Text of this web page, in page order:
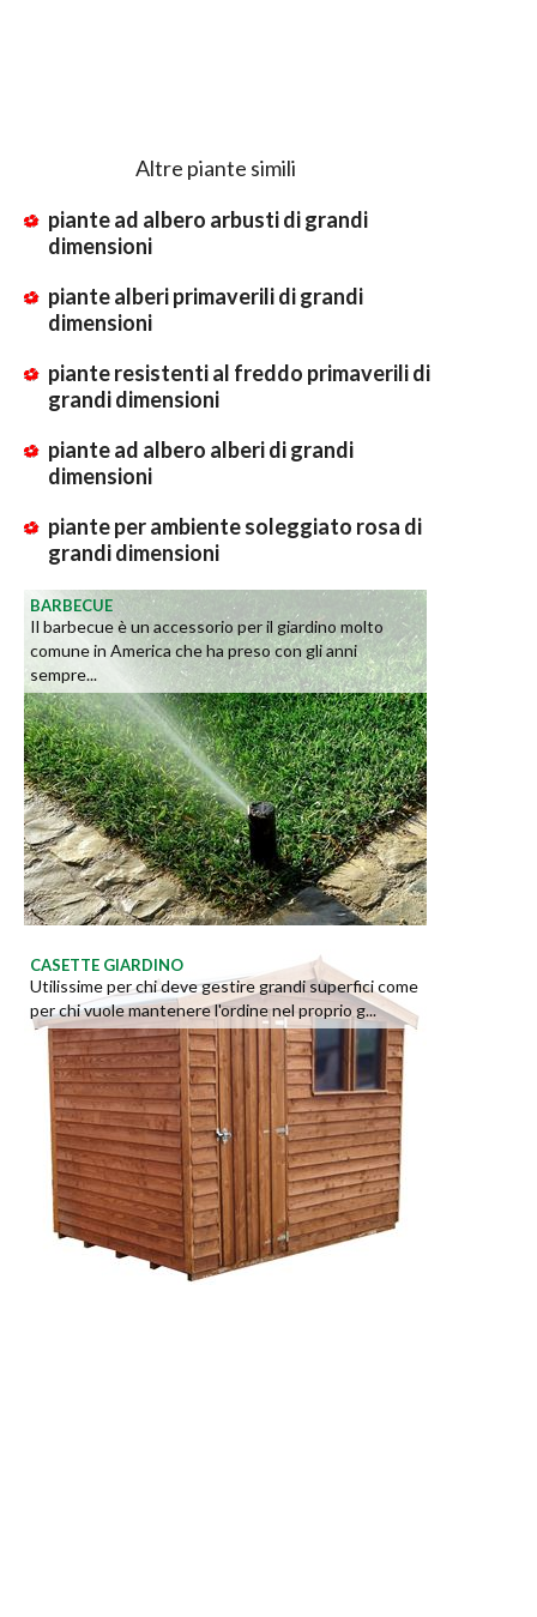
Altre piante simili
piante ad albero arbusti di grandi
dimensioni
piante alberi primaverili di grandi
dimensioni
piante resistenti al freddo primaverili di
grandi dimensioni
piante ad albero alberi di grandi
dimensioni
piante per ambiente soleggiato rosa di
grandi dimensioni
BARBECUE
Il barbecue è un accessorio per il giardino molto
comune in America che ha preso con gli anni
sempre...
CASETTE GIARDINO
Utilissime per chi deve gestire grandi superfici come
per chi vuole mantenere l'ordine nel proprio g...